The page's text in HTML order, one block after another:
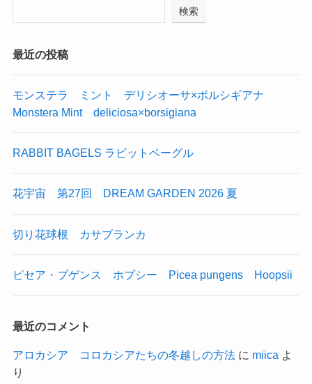
検索
最近の投稿
モンステラ ミント デリシオーサ×ボルシギアナ
Monstera Mint deliciosa×borsigiana
RABBIT BAGELS ラビットベーグル
花宇宙 第27回 DREAM GARDEN 2026 夏
切り花球根 カサブランカ
ピセア・プゲンス ホプシー Picea pungens Hoopsii
最近のコメント
アロカシア コロカシアたちの冬越しの方法に miica よ
り